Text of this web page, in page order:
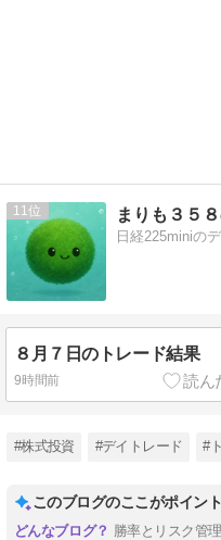
11 まりも３５
日経225miniの
８月７日のトレード結果
9時間前
#株式投資 #デイトレード #
このブログのここがポイント
勝率とリスク管